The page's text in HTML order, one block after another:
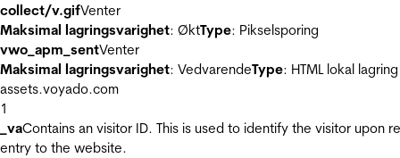
collect/v.gifVenter
Maksimal lagringsvarighet: ØktType: Pikselsporing
vwo_apm_sentVenter
Maksimal lagringsvarighet: VedvarendeType: HTML lokal lagring
assets.voyado.com
1
_vaContains an visitor ID. This is used to identify the visitor upon
entry to the website.